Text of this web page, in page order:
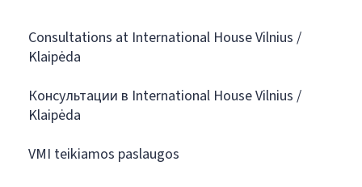
Consultations at International House Vilnius /
Klaipėda
Консультации в International House Vilnius /
Klaipėda
VMI teikiamos paslaugos